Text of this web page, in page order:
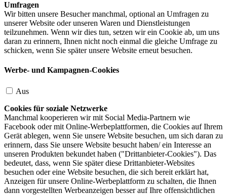
Umfragen
Wir bitten unsere Besucher manchmal, optional an Umfragen zu
unserer Website oder unseren Waren und Dienstleistungen
teilzunehmen. Wenn wir dies tun, setzen wir ein Cookie ab, um uns
daran zu erinnern, Ihnen nicht noch einmal die gleiche Umfrage zu
schicken, wenn Sie später unsere Website erneut besuchen.
Werbe- und Kampagnen-Cookies
Aus
Cookies für soziale Netzwerke
Manchmal kooperieren wir mit Social Media-Partnern wie
Facebook oder mit Online-Werbeplattformen, die Cookies auf Ihrem
Gerät ablegen, wenn Sie unsere Website besuchen, um sich daran zu
erinnern, dass Sie unsere Website besucht haben/ ein Interesse an
unseren Produkten bekundet haben ("Drittanbieter-Cookies"). Das
bedeutet, dass, wenn Sie später diese Drittanbieter-Websites
besuchen oder eine Website besuchen, die sich bereit erklärt hat,
Anzeigen für unsere Online-Werbeplattform zu schalten, die Ihnen
dann vorgestellten Werbeanzeigen besser auf Ihre offensichtlichen